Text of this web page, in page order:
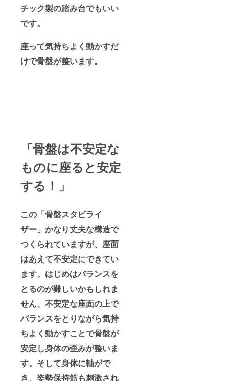
チック製の踏み台でもいい
です。
座って気持ちよく動かすだ
けで骨盤が整います。
「骨盤は不安定な
ものに座ると安定
する！」
この「骨盤スタビライ
ザー」かなり丈夫な構造で
つくられていますが、座面
はあえて不安定にできてい
ます。はじめはバランスを
とるのが難しいかもしれま
せん。不安定な座面の上で
バランスをとりながら気持
ちよく動かすことで骨盤が
安定し身体の歪みが整いま
す。そして身体に軸がで
き、姿勢保持筋も刺激され